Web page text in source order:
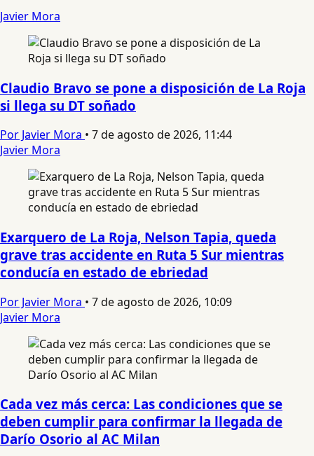
Javier Mora
Claudio Bravo se pone a disposición de La Roja
si llega su DT soñado
Por Javier Mora • 7 de agosto de 2026, 11:44
Javier Mora
Exarquero de La Roja, Nelson Tapia, queda
grave tras accidente en Ruta 5 Sur mientras
conducía en estado de ebriedad
Por Javier Mora • 7 de agosto de 2026, 10:09
Javier Mora
Cada vez más cerca: Las condiciones que se
deben cumplir para confirmar la llegada de
Darío Osorio al AC Milan